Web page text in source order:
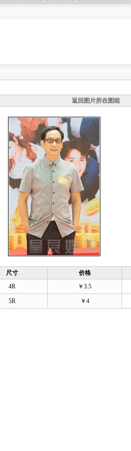
返回图片所在图组
尺寸 价格
4R ￥3.5
5R ￥4